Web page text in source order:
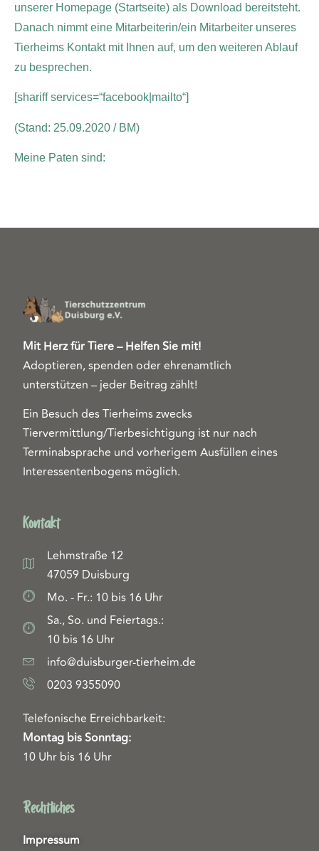
unserer Homepage (Startseite) als Download bereitsteht.
Danach nimmt eine Mitarbeiterin/ein Mitarbeiter unseres
Tierheims Kontakt mit Ihnen auf, um den weiteren Ablauf
zu besprechen.
[shariff services=“facebook|mailto“]
(Stand: 25.09.2020 / BM)
Meine Paten sind:
Mit Herz für Tiere – Helfen Sie mit!
Adoptieren, spenden oder ehrenamtlich
unterstützen – jeder Beitrag zählt!
Ein Besuch des Tierheims zwecks
Tiervermittlung/Tierbesichtigung ist nur nach
Terminabsprache und vorherigem Ausfüllen eines
Interessentenbogens möglich.
Kontakt
Lehmstraße 12
47059 Duisburg
Mo. - Fr.: 10 bis 16 Uhr
Sa., So. und Feiertags.:
10 bis 16 Uhr
info@duisburger-tierheim.de
0203 9355090
Telefonische Erreichbarkeit:
Montag bis Sonntag:
10 Uhr bis 16 Uhr
Rechtliches
Impressum